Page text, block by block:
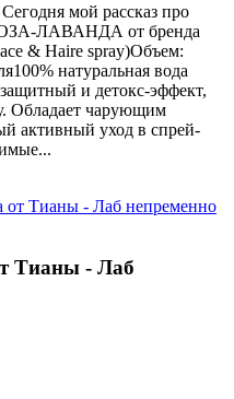
мой рассказ про
ЛАВАНДА от бренда
& Haire spray)Объем:
натуральная вода
и детокс-эффект,
Обладает чарующим
активный уход в спрей-
Тианы - Лаб